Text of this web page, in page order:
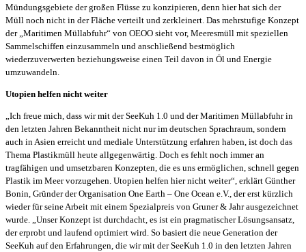
Mündungsgebiete der großen Flüsse zu konzipieren, denn hier hat sich der
Müll noch nicht in der Fläche verteilt und zerkleinert. Das mehrstufige Konzept
der „Maritimen Müllabfuhr“ von OEOO sieht vor, Meeresmüll mit speziellen
Sammelschiffen einzusammeln und anschließend bestmöglich
wiederzuverwerten beziehungsweise einen Teil davon in Öl und Energie
umzuwandeln.
Utopien helfen nicht weiter
„Ich freue mich, dass wir mit der SeeKuh 1.0 und der Maritimen Müllabfuhr in
den letzten Jahren Bekanntheit nicht nur im deutschen Sprachraum, sondern
auch in Asien erreicht und mediale Unterstützung erfahren haben, ist doch das
Thema Plastikmüll heute allgegenwärtig. Doch es fehlt noch immer an
tragfähigen und umsetzbaren Konzepten, die es uns ermöglichen, schnell gegen
Plastik im Meer vorzugehen. Utopien helfen hier nicht weiter“, erklärt Günther
Bonin, Gründer der Organisation One Earth – One Ocean e.V., der erst kürzlich
wieder für seine Arbeit mit einem Spezialpreis von Gruner & Jahr ausgezeichnet
wurde. „Unser Konzept ist durchdacht, es ist ein pragmatischer Lösungsansatz,
der erprobt und laufend optimiert wird. So basiert die neue Generation der
SeeKuh auf den Erfahrungen, die wir mit der SeeKuh 1.0 in den letzten Jahren